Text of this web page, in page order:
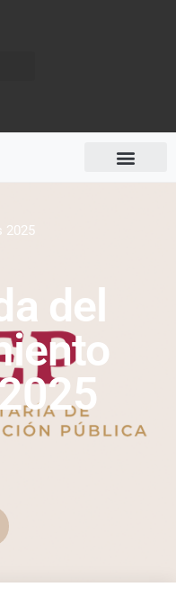
2025
del